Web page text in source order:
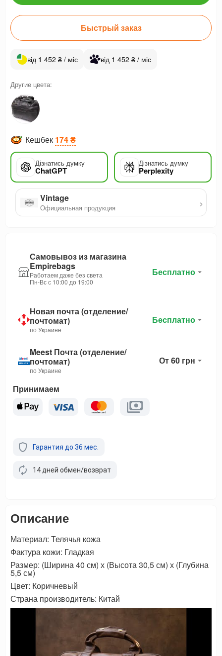
Быстрый заказ
від 1 452 ₴ / міс від 1 452 ₴ / міс
Другие цвета:
Кешбек 174 ₴
Дізнатись думку
ChatGPT
Дізнатись думку
Perplexity
Vintage
Официальная продукция ›
Самовывоз из магазина
Empirebags
Работаем даже без света
Пн-Вс с 10:00 до 19:00
Бесплатно
Новая почта (отделение/
почтомат)
по Украине
Бесплатно
Meest Почта (отделение/
почтомат)
по Украине
От 60 грн
Принимаем
Гарантия до 36 мес.
14 дней обмен/возврат
Описание
Материал: Телячья кожа
Фактура кожи: Гладкая
Размер: (Ширина 40 см) х (Высота 30,5 см) х (Глубина
5,5 см)
Цвет: Коричневый
Страна производитель: Китай